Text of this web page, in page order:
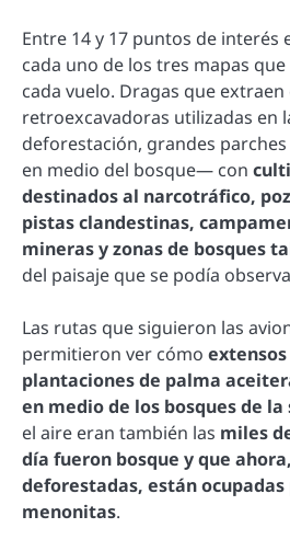
Entre 14 y 17 puntos de interés
cada uno de los tres mapas
cada vuelo. Dragas que
retroexcavadoras utilizadas en
deforestación, grandes
en medio del bosque— con
destinados al narcotráfico,
pistas clandestinas,
mineras y zonas de bosques
del paisaje que se podía
Las rutas que siguieron las
permitieron ver cómo
plantaciones de palma
en medio de los bosques de la
el aire eran también las miles
día fueron bosque y que
deforestadas, están
menonitas.